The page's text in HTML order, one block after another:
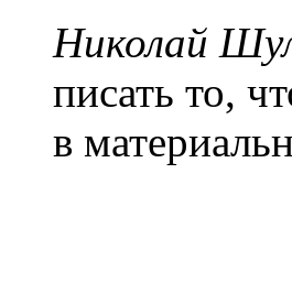
Николай
писать то,
в